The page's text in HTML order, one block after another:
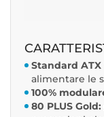
Standard ATX
alimentare le
100%
80 PLUS Gold: